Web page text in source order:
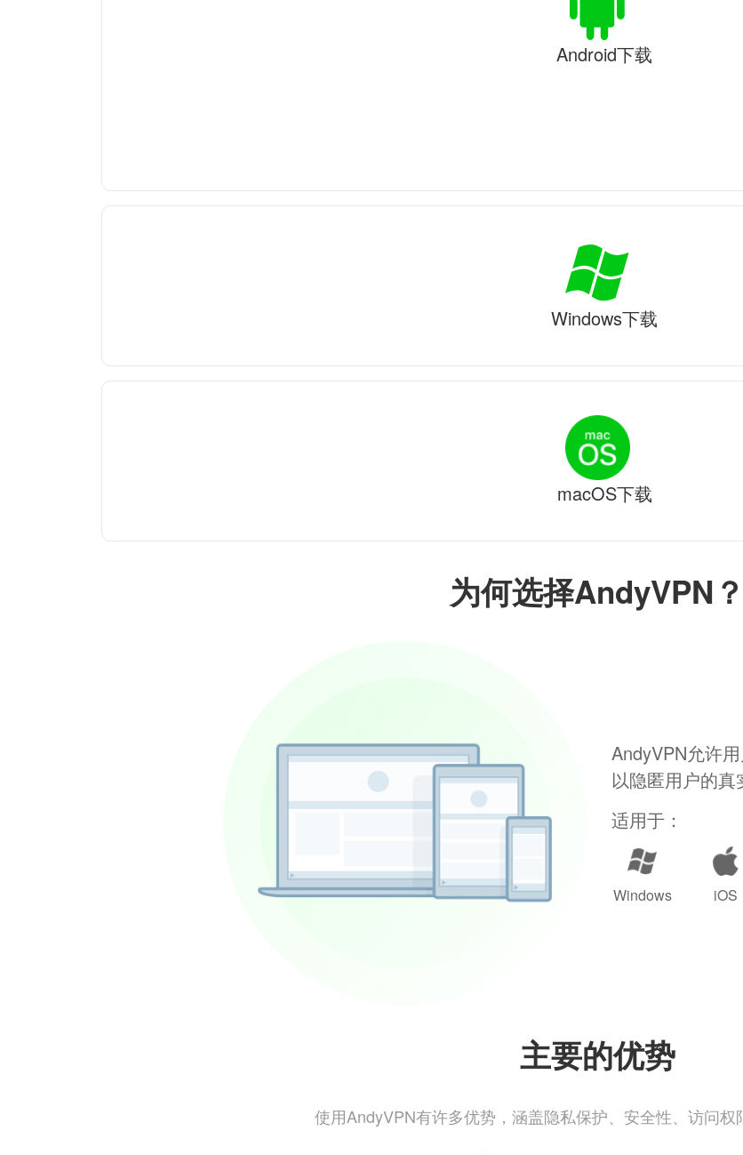
为何选择AndyVPN？
AndyVPN允许
以隐匿用户的真
适用于：
Windows iOS
主要的优势
使用AndyVPN有许多优势，涵盖隐私保护、安全性、访问
Android下载
Windows下载
macOS下载